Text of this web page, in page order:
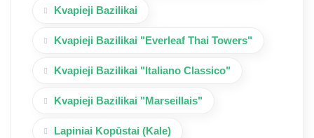
Kvapieji Bazilikai
Kvapieji Bazilikai "Everleaf Thai Towers"
Kvapieji Bazilikai "Italiano Classico"
Kvapieji Bazilikai "Marseillais"
Lapiniai Kopūstai (Kale)